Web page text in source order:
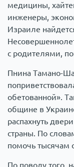
медицины,
инженеры,
Израиле
с родителями,
Пнина Тамано-
обетованной».
общине в
распахнуть
страны. По
помочь тысячам
По поводу того,